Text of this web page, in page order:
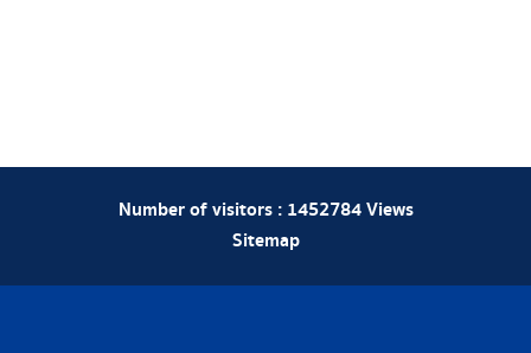
Number of visitors : 1452784Views
Sitemap